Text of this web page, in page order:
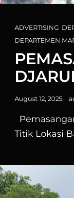
Cat
Links
ADVERTISING
DEPARTEMEN
Posted
August 12, 2025
Titik Lokasi